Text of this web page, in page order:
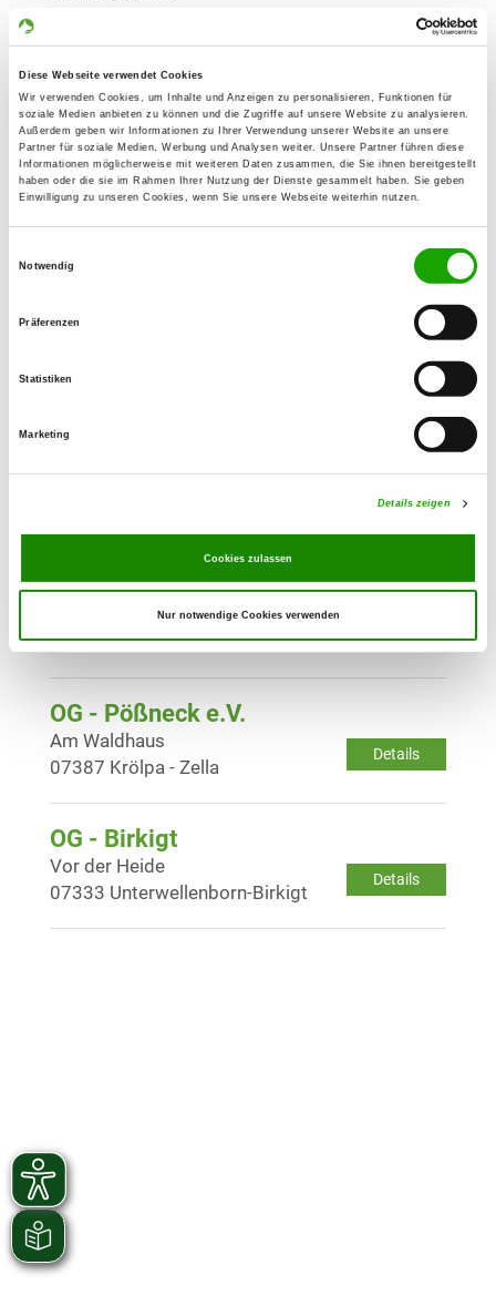
Diese Webseite verwendet Cookies
Wir verwenden Cookies, um Inhalte und Anzeigen zu personalisieren, Funktionen für
soziale Medien anbieten zu können und die Zugriffe auf unsere Website zu analysieren.
Außerdem geben wir Informationen zu Ihrer Verwendung unserer Website an unsere
Partner für soziale Medien, Werbung und Analysen weiter. Unsere Partner führen diese
Informationen möglicherweise mit weiteren Daten zusammen, die Sie ihnen bereitgestellt
haben oder die sie im Rahmen Ihrer Nutzung der Dienste gesammelt haben. Sie geben
Einwilligung zu unseren Cookies, wenn Sie unsere Webseite weiterhin nutzen.
Notwendig
Präferenzen
Statistiken
Marketing
Details zeigen
Cookies zulassen
Nur notwendige Cookies verwenden
Details
99097 Erfurt-Melchendorf
OG - Ichtershausen
Details
Ichtershausen
Details
Details
OG - Cursdorf/Meuselbach
Laubtalstr. 16
98744 Schwarzatal OT Meuselbach
OG - Pößneck e.V.
Details
Am Waldhaus
07387 Krölpa - Zella
OG - Birkigt
Details
Vor der Heide
07333 Unterwellenborn-Birkigt